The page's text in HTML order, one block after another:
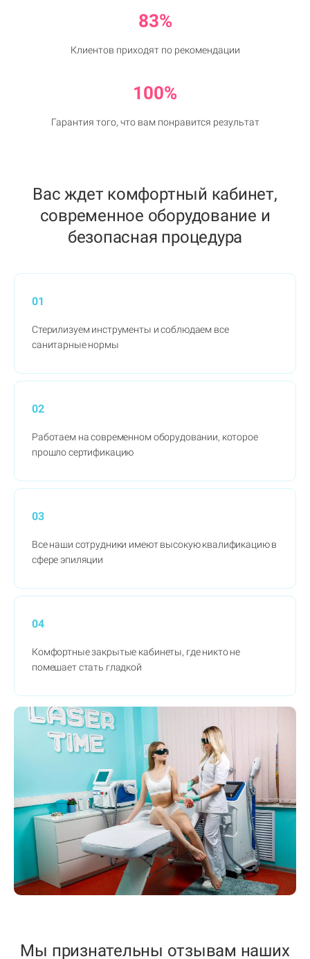
83%
Клиентов приходят по рекомендации
100%
Гарантия того, что вам понравится результат
Вас ждет комфортный кабинет,
современное оборудование и
безопасная процедура
01
Стерилизуем инструменты и соблюдаем все
санитарные нормы
02
Работаем на современном оборудовании, которое
прошло сертификацию
03
Все наши сотрудники имеют высокую квалификацию в
сфере эпиляции
04
Комфортные закрытые кабинеты, где никто не
помешает стать гладкой
Мы признательны отзывам наших